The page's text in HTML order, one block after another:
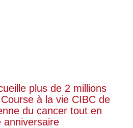
plus de 2 millions
à la vie CIBC de
du cancer tout en
anniversaire